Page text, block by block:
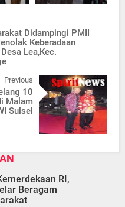
Didampingi PMII
Keberadaan
Lea,Kec.
Previous
10
Malam
Sulsel
RI,
Beragam